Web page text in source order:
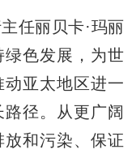
任丽贝卡·玛丽
绿色发展，为世
亚太地区进一
径。从更广阔
和污染、保证